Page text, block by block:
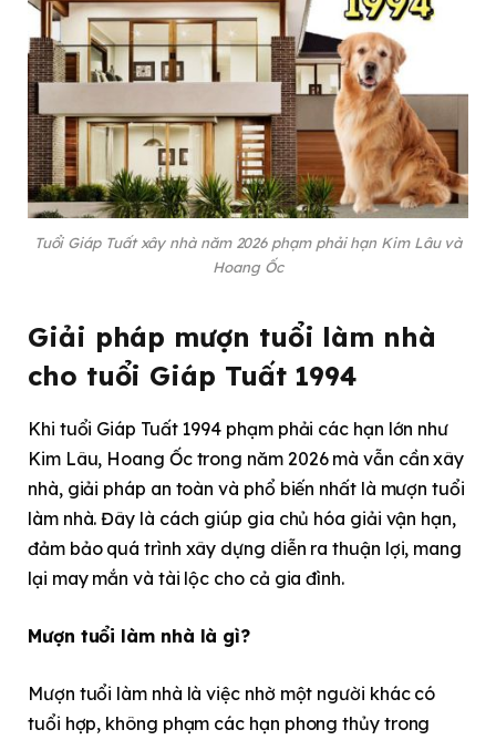
Tuổi Giáp Tuất xây nhà năm 2026 phạm phải hạn Kim Lâu và
Hoang Ốc
Giải pháp mượn tuổi làm nhà
cho tuổi Giáp Tuất 1994
Khi tuổi Giáp Tuất 1994 phạm phải các hạn lớn như
Kim Lâu, Hoang Ốc trong năm 2026 mà vẫn cần xây
nhà, giải pháp an toàn và phổ biến nhất là mượn tuổi
làm nhà. Đây là cách giúp gia chủ hóa giải vận hạn,
đảm bảo quá trình xây dựng diễn ra thuận lợi, mang
lại may mắn và tài lộc cho cả gia đình.
Mượn tuổi làm nhà là gì?
Mượn tuổi làm nhà là việc nhờ một người khác có
tuổi hợp, không phạm các hạn phong thủy trong